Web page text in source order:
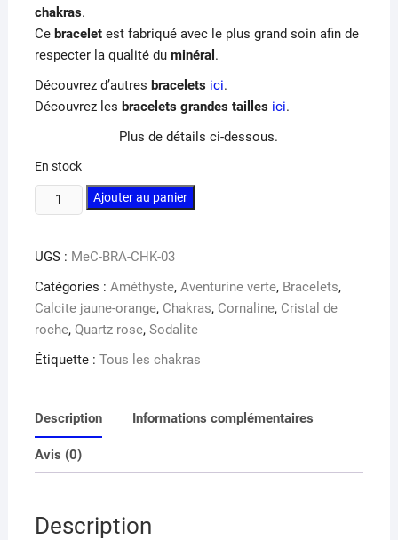
chakras.
Ce braceletest fabriqué avec le plus grand soin afin de
respecter la qualité du minéral .
Découvrez d’autres bracelets ici.
Découvrez les bracelets grandes tailles ici.
Plus de détails ci-dessous.
En stock
quantité
de
chakras
Ajouter au panier
UGS : MeC-BRA-CHK-03
Catégories : Améthyste, Aventurine verte, Bracelets,
Calcite jaune-orange, Chakras, Cornaline, Cristal de
roche, Quartz rose, Sodalite
Étiquette : Tous les chakras
Description Informations complémentaires
Avis (0)
Description